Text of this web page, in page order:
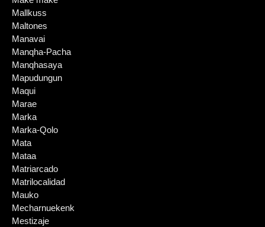
Mallkuss
Maltones
Manavai
Manqha-Pacha
Manqhasaya
Mapudungun
Maqui
Marae
Marka
Marka-Qolo
Mata
Mataa
Matriarcado
Matrilocalidad
Mauko
Mecharnuekenk
Mestizaje